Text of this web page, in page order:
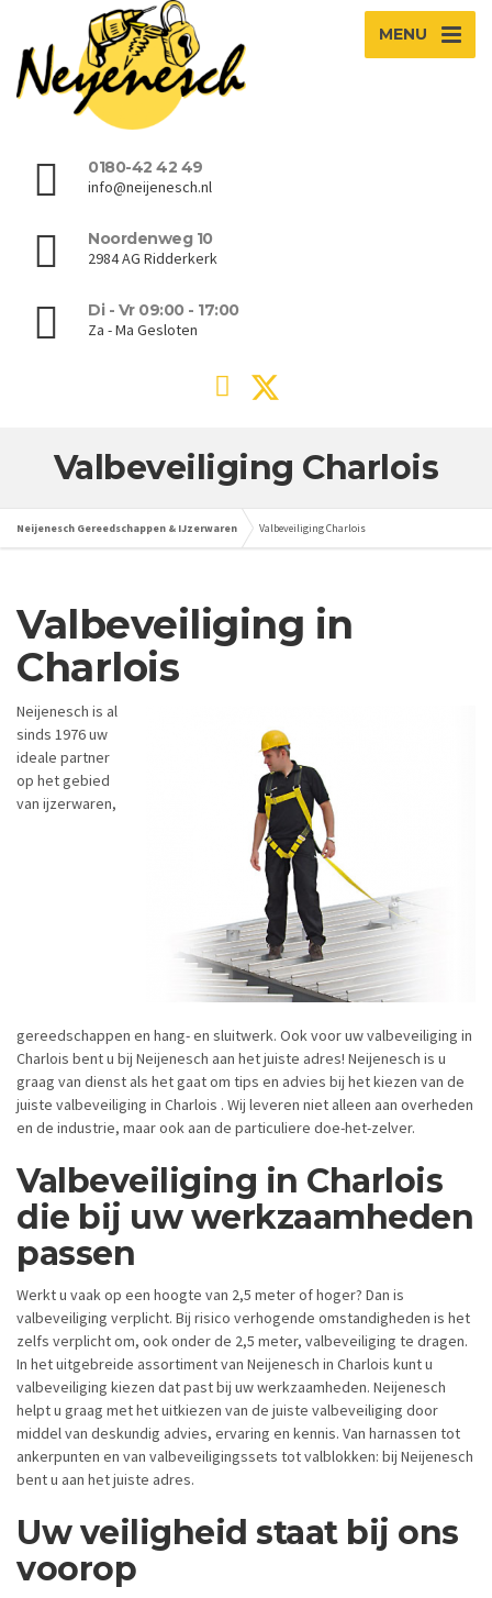
MENU
0180-42 42 49
info@neijenesch.nl
Noordenweg 10
2984 AG Ridderkerk
Di - Vr 09:00 - 17:00
Za - Ma Gesloten
Valbeveiliging Charlois
Neijenesch Gereedschappen & IJzerwaren Valbeveiliging Charlois
Valbeveiliging in
Charlois
Neijenesch is al
sinds 1976 uw
ideale partner
op het gebied
van ijzerwaren,
gereedschappen en hang- en sluitwerk. Ook voor uw valbeveiliging in
Charlois bent u bij Neijenesch aan het juiste adres! Neijenesch is u
graag van dienst als het gaat om tips en advies bij het kiezen van de
juiste valbeveiliging in Charlois . Wij leveren niet alleen aan overheden
en de industrie, maar ook aan de particuliere doe-het-zelver.
Valbeveiliging in Charlois
die bij uw werkzaamheden
passen
Werkt u vaak op een hoogte van 2,5 meter of hoger? Dan is
valbeveiliging verplicht. Bij risico verhogende omstandigheden is het
zelfs verplicht om, ook onder de 2,5 meter, valbeveiliging te dragen.
In het uitgebreide assortiment van Neijenesch in Charlois kunt u
valbeveiliging kiezen dat past bij uw werkzaamheden. Neijenesch
helpt u graag met het uitkiezen van de juiste valbeveiliging door
middel van deskundig advies, ervaring en kennis. Van harnassen tot
ankerpunten en van valbeveiligingssets tot valblokken: bij Neijenesch
bent u aan het juiste adres.
Uw veiligheid staat bij ons
voorop